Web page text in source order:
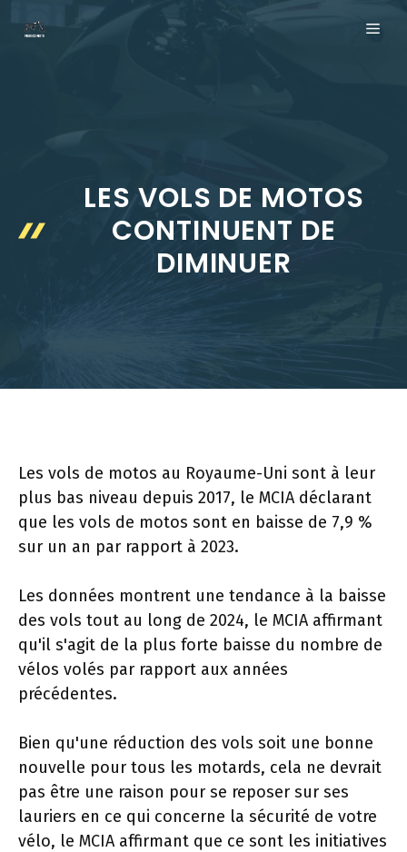
LES VOLS DE MOTOS
CONTINUENT DE
DIMINUER
Les vols de motos au Royaume-Uni sont à leur
plus bas niveau depuis 2017, le MCIA déclarant
que les vols de motos sont en baisse de 7,9 %
sur un an par rapport à 2023.
Les données montrent une tendance à la baisse
des vols tout au long de 2024, le MCIA affirmant
qu'il s'agit de la plus forte baisse du nombre de
vélos volés par rapport aux années
précédentes.
Bien qu'une réduction des vols soit une bonne
nouvelle pour tous les motards, cela ne devrait
pas être une raison pour se reposer sur ses
lauriers en ce qui concerne la sécurité de votre
vélo, le MCIA affirmant que ce sont les initiatives